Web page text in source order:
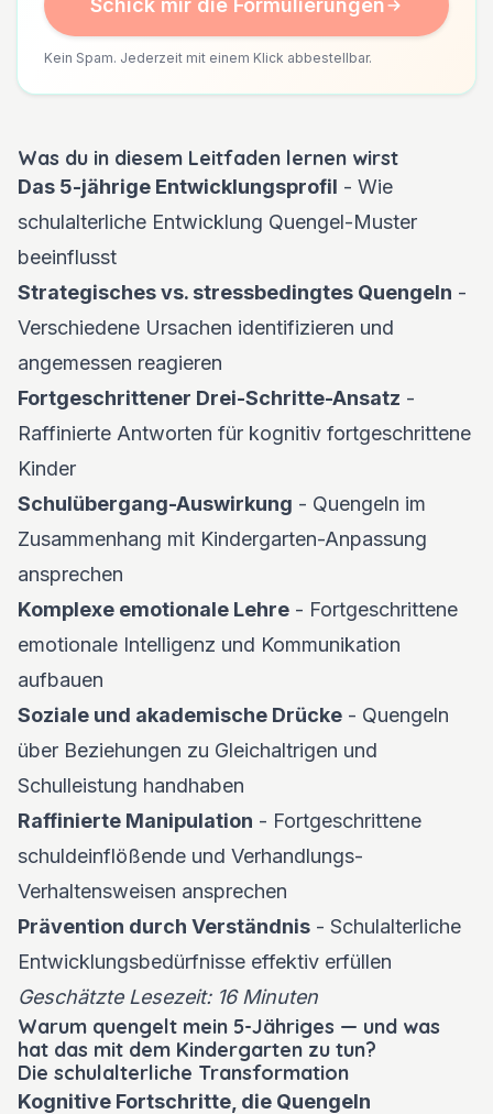
Schick mir die Formulierungen
Kein Spam. Jederzeit mit einem Klick abbestellbar.
Was du in diesem Leitfaden lernen wirst
Das 5-jährige Entwicklungsprofil - Wie
schulalterliche Entwicklung Quengel-Muster
beeinflusst
Strategisches vs. stressbedingtes Quengeln -
Verschiedene Ursachen identifizieren und
angemessen reagieren
Fortgeschrittener Drei-Schritte-Ansatz -
Raffinierte Antworten für kognitiv fortgeschrittene
Kinder
Schulübergang-Auswirkung - Quengeln im
Zusammenhang mit Kindergarten-Anpassung
ansprechen
Komplexe emotionale Lehre - Fortgeschrittene
emotionale Intelligenz und Kommunikation
aufbauen
Soziale und akademische Drücke - Quengeln
über Beziehungen zu Gleichaltrigen und
Schulleistung handhaben
Raffinierte Manipulation - Fortgeschrittene
schuldeinflößende und Verhandlungs-
Verhaltensweisen ansprechen
Prävention durch Verständnis - Schulalterliche
Entwicklungsbedürfnisse effektiv erfüllen
Geschätzte Lesezeit: 16 Minuten
Warum quengelt mein 5-Jähriges — und was
hat das mit dem Kindergarten zu tun?
Die schulalterliche Transformation
Kognitive Fortschritte, die Quengeln